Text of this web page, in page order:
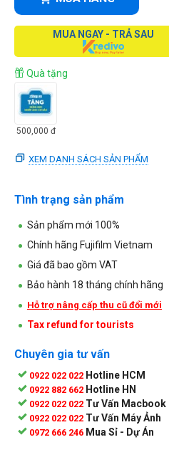
MUA NGAY - TRẢ SAU
Quà tặng
500,000 đ
XEM DANH SÁCH SẢN PHẨM
Tình trạng sản phẩm
Sản phẩm mới 100%
Chính hãng Fujifilm Vietnam
Giá đã bao gồm VAT
Bảo hành 18 tháng chính hãng
Hỗ trợ nâng cấp thu cũ đổi mới
Tax refund for tourists
Chuyên gia tư vấn
0922 022 022 Hotline HCM
0922 882 662 Hotline HN
0922 022 022 Tư Vấn Macbook
0922 022 022 Tư Vấn Máy Ảnh
0972 666 246 Mua Sỉ - Dự Án